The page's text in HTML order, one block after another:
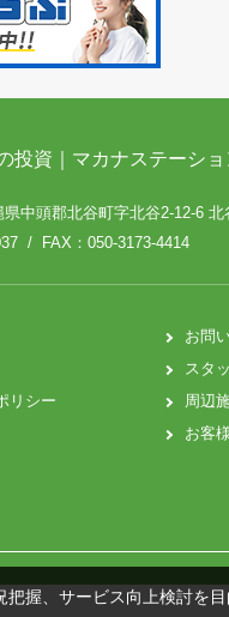
投資｜マカナステーショ
中頭郡北谷町字北谷2-12-6 北
/ FAX：050-3173-4414
リシー
お問
スタ
周辺
お客
握、サービス向上検討を